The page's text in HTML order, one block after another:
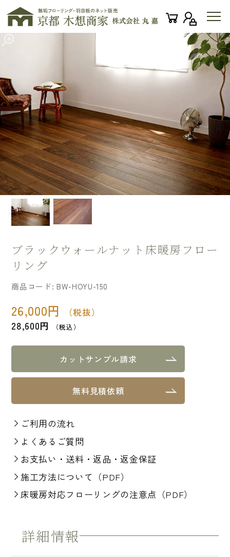
ブラックウォールナット床暖房フロー
リング
26,000円 （税抜）
28,600円 （税込）
商品コード: BW-HOYU-150
カットサンプル請求
無料見積依頼
ご利用の流れ
よくあるご質問
お支払い・送料・返品・返金保証
施工方法について（PDF）
床暖房対応フローリングの注意点（PDF）
詳細情報